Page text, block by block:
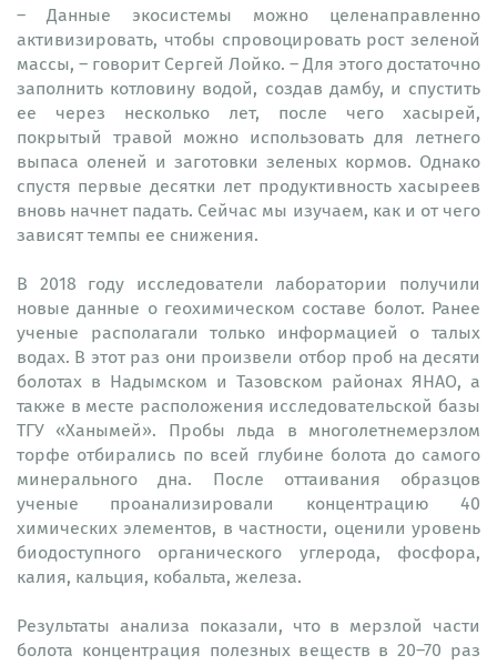
– Данные экосистемы можно целенаправленно
активизировать, чтобы спровоцировать рост зеленой
массы, – говорит Сергей Лойко. – Для этого достаточно
заполнить котловину водой, создав дамбу, и спустить
ее через несколько лет, после чего хасырей,
покрытый травой можно использовать для летнего
выпаса оленей и заготовки зеленых кормов. Однако
спустя первые десятки лет продуктивность хасыреев
вновь начнет падать. Сейчас мы изучаем, как и от чего
зависят темпы ее снижения.
В 2018 году исследователи лаборатории получили
новые данные о геохимическом составе болот. Ранее
ученые располагали только информацией о талых
водах. В этот раз они произвели отбор проб на десяти
болотах в Надымском и Тазовском районах ЯНАО, а
также в месте расположения исследовательской базы
ТГУ «Ханымей». Пробы льда в многолетнемерзлом
торфе отбирались по всей глубине болота до самого
минерального дна. После оттаивания образцов
ученые проанализировали концентрацию 40
химических элементов, в частности, оценили уровень
биодоступного органического углерода, фосфора,
калия, кальция, кобальта, железа.
Результаты анализа показали, что в мерзлой части
болота концентрация полезных веществ в 20–70 раз